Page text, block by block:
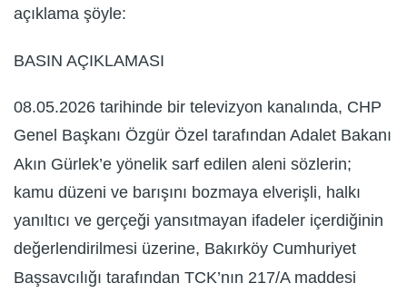
açıklama şöyle:
BASIN AÇIKLAMASI
08.05.2026 tarihinde bir televizyon kanalında, CHP
Genel Başkanı Özgür Özel tarafından Adalet Bakanı
Akın Gürlek’e yönelik sarf edilen aleni sözlerin;
kamu düzeni ve barışını bozmaya elverişli, halkı
yanıltıcı ve gerçeği yansıtmayan ifadeler içerdiğinin
değerlendirilmesi üzerine, Bakırköy Cumhuriyet
Başsavcılığı tarafından TCK’nın 217/A maddesi